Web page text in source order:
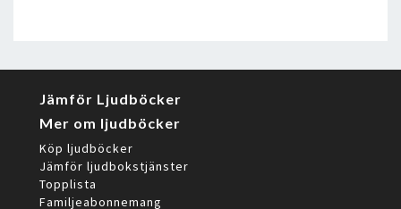
Jämför Ljudböcker
Mer om ljudböcker
Köp ljudböcker
Jämför ljudbokstjänster
Topplista
Familjeabonnemang